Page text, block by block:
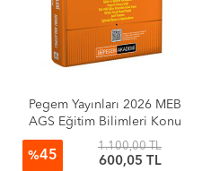
Pegem Yayınları 2026 MEB
AGS Eğitim Bilimleri Konu
Anlatımlı
%45
1.100,00 TL
600,05 TL